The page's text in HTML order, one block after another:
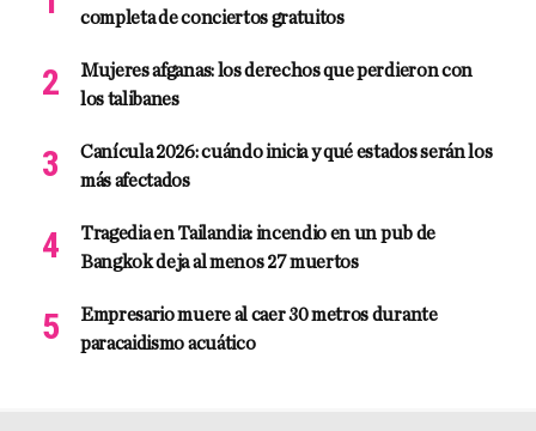
completa de conciertos gratuitos
Mujeres afganas: los derechos que perdieron con
los talibanes
Canícula 2026: cuándo inicia y qué estados serán los
más afectados
Tragedia en Tailandia: incendio en un pub de
Bangkok deja al menos 27 muertos
Empresario muere al caer 30 metros durante
paracaidismo acuático